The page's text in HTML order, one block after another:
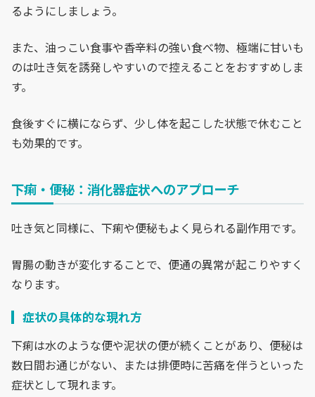
るようにしましょう。
また、油っこい食事や香辛料の強い食べ物、極端に甘いも
のは吐き気を誘発しやすいので控えることをおすすめしま
す。
食後すぐに横にならず、少し体を起こした状態で休むこと
も効果的です。
下痢・便秘：消化器症状へのアプローチ
吐き気と同様に、下痢や便秘もよく見られる副作用です。
胃腸の動きが変化することで、便通の異常が起こりやすく
なります。
症状の具体的な現れ方
下痢は水のような便や泥状の便が続くことがあり、便秘は
数日間お通じがない、または排便時に苦痛を伴うといった
症状として現れます。